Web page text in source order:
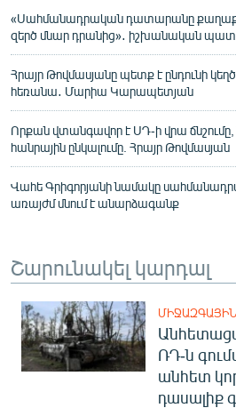
«Սահմանադրական դատարանը
զերծ մնար դրանից»․ իշխանական
Հրայր Թովմասյանը պետք է ընդունի
հեռանա․ Մարիա Կարապետյան
Որքան վտանգավոր է ՍԴ-ի վրա
հանրային ընկալումը. Հրայր Թովմասյան
Վահե Գրիգորյանի նամակը
առայժմ մնում է անարձագանք
Շարունակել կարդալ
ՄԻՋԱԶԳԱՅԻՆ
ՌԴ-ն
անհետ
դասալիք